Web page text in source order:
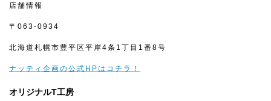
店舗情報
〒063-0934
北海道札幌市豊平区平岸4条1丁目1番8号
ナッティ企画の公式HPはコチラ！
オリジナルT工房